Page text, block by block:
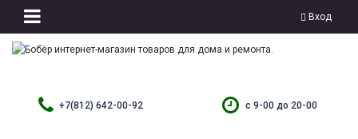
Вход
+7(812) 642-00-92 с 9-00 до 20-00